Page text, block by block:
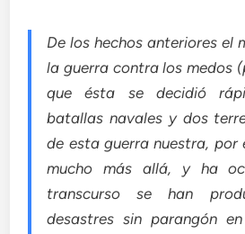
De los hechos anteriores el
la guerra contra los medos
que ésta se decidió
batallas navales y dos
de esta guerra nuestra, por
mucho más allá, y ha
transcurso se han
desastres sin parangón